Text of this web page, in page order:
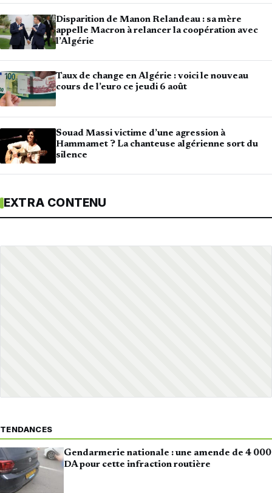
Disparition de Manon Relandeau : sa mère
appelle Macron à relancer la coopération avec
l’Algérie
Taux de change en Algérie : voici le nouveau
cours de l’euro ce jeudi 6 août
Souad Massi victime d’une agression à
Hammamet ? La chanteuse algérienne sort du
silence
EXTRA CONTENU
TENDANCES
Gendarmerie nationale : une amende de 4 000
DA pour cette infraction routière